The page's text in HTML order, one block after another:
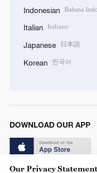
Indonesian Bahasa
Italian Italiano
Japanese 日本語
Korean 한국어
DOWNLOAD OUR APP
Our Privacy